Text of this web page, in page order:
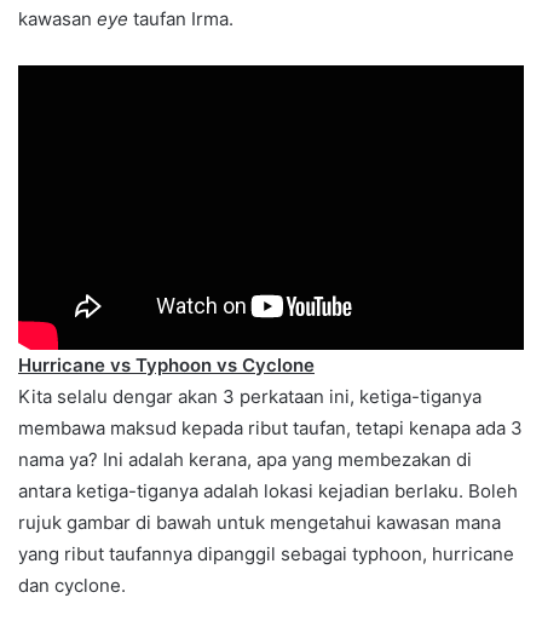
kawasan eye taufan Irma.
Hurricane vs Typhoon vs Cyclone
Kita selalu dengar akan 3 perkataan ini, ketiga-tiganya
membawa maksud kepada ribut taufan, tetapi kenapa ada 3
nama ya? Ini adalah kerana, apa yang membezakan di
antara ketiga-tiganya adalah lokasi kejadian berlaku. Boleh
rujuk gambar di bawah untuk mengetahui kawasan mana
yang ribut taufannya dipanggil sebagai typhoon, hurricane
dan cyclone.